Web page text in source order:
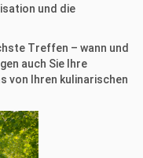
und die
Treffen – wann und
auch Sie Ihre
von Ihren kulinarischen